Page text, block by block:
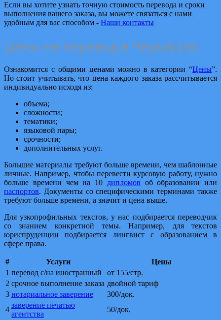
Если вы хотите узнать точную стоимость перевода и сроки
выполнения вашего заказа, вы можете связаться с нами
удобным для вас способом - Наши контакты
Цены на перевод в Черкассах
Ознакомится с общими ценами можно в категории “Цены”.
Но стоит учитывать, что цена каждого заказа рассчитывается
индивидуально исходя из:
объема;
сложности;
тематики;
языковой пары;
срочности;
дополнительных услуг.
Большие материалы требуют больше времени, чем шаблонные
личные. Например, чтобы перевести курсовую работу, нужно
больше времени чем на 10 дипломов об образовании или
паспортов. Документы со специфическими терминами также
требуют больше времени, а значит и цена выше.
Для узкопрофильных текстов, у нас подбирается переводчик
со знанием конкретной темы. Например, для текстов
юриспруденции подбирается лингвист с образованием в
сфере права.
# Услуги
Цены
1 перевод с/на иностранный
от 155/стр.
2 срочное выполнение заказа двойной тариф
3 нотариальное заверение
300/док.
4
заверение печатью
агентства
50/док.